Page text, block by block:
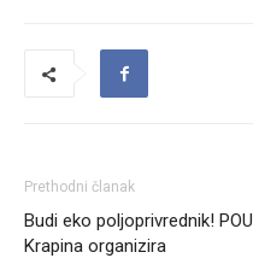
Prethodni članak
Budi eko poljoprivrednik! POU
Krapina organizira